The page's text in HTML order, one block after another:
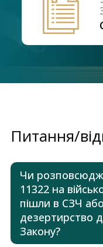
Питання/
Чи
11322 на
пішли в СЗЧ
дезертирство
Закону?